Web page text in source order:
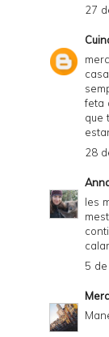
27
feta
que
28
les
5